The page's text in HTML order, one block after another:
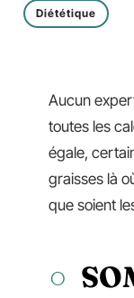
Diététique
Aucun
toutes les
égale,
graisses là
que soient